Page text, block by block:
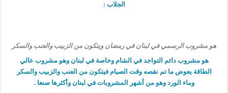
الجلاب :
هو مشروب الرسمي في لبنان في رمضان ويتكون من الزبيب والعنب والسكر
هو مشروب دائم التواجد في الشام وخاصة في لبنان وهو مشروب عالي
الطاقة يعوض ما تم نقصه وقت الصيام فيتكون من العنب والزبيب والسكر
وماء الورد وهو من أشهر المشروبات في لبنان وأكثرها صنعا .